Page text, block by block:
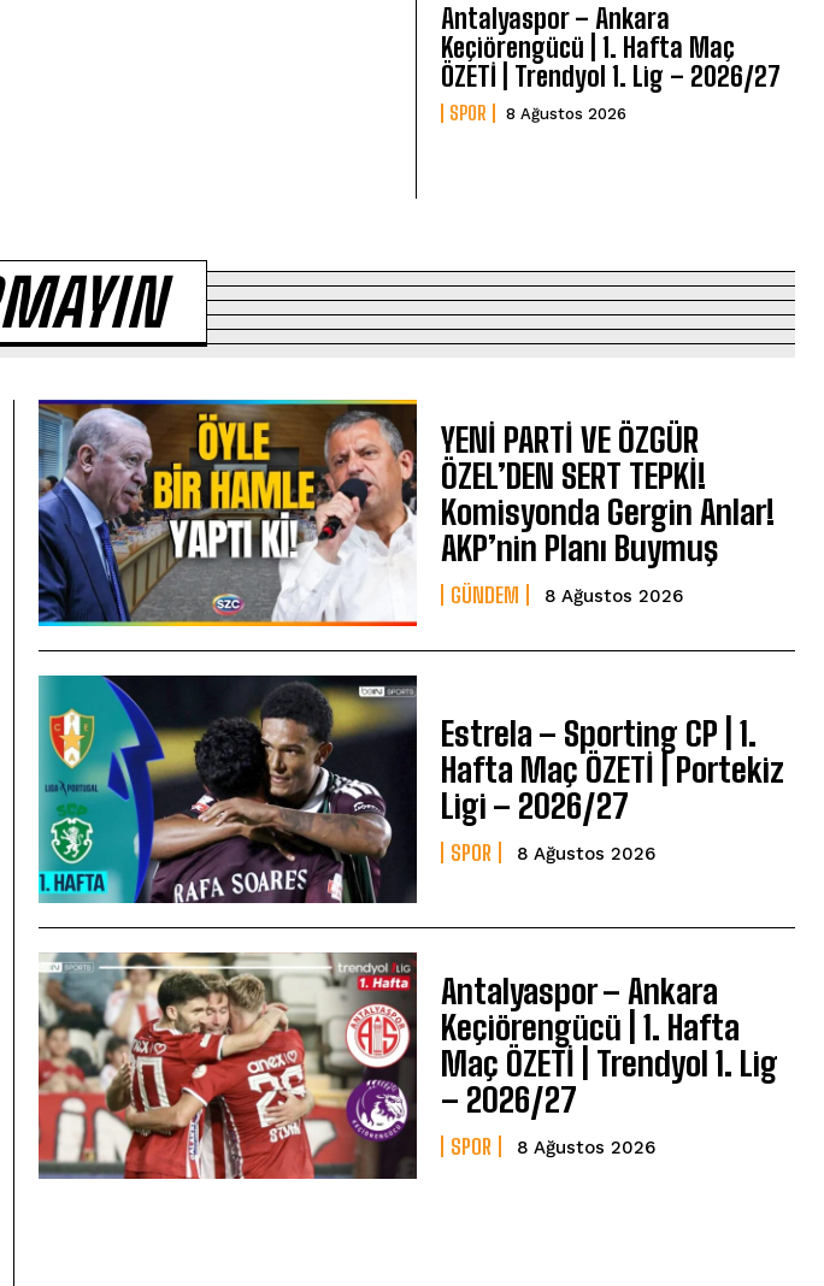
Antalyaspor – Ankara
Keçiörengücü | 1. Hafta Maç
ÖZETİ | Trendyol 1. Lig – 2026/27
SPOR 8 Ağustos 2026
YENİ PARTİ VE ÖZGÜR
ÖZEL’DEN SERT TEPKİ!
Komisyonda Gergin Anlar!
AKP’nin Planı Buymuş
GÜNDEM 8 Ağustos 2026
Estrela – Sporting CP | 1.
Hafta Maç ÖZETİ | Portekiz
Ligi – 2026/27
SPOR 8 Ağustos 2026
Antalyaspor – Ankara
Keçiörengücü | 1. Hafta
Maç ÖZETİ | Trendyol 1. Lig
– 2026/27
SPOR 8 Ağustos 2026